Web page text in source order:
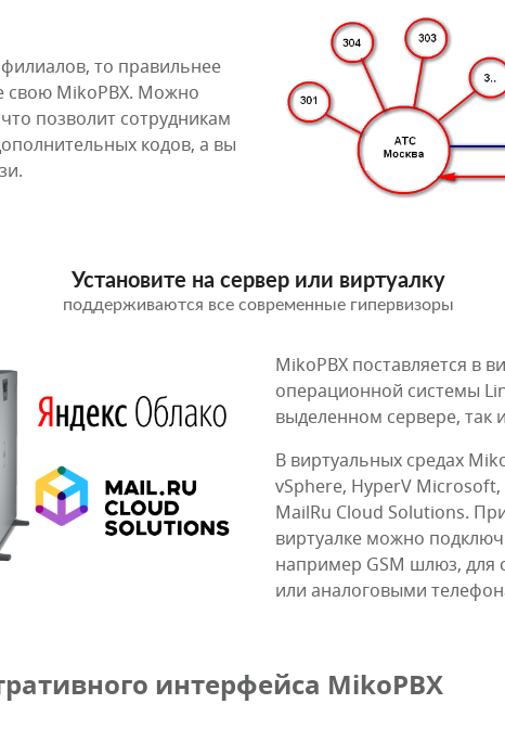
то правильнее
свою MikoPBX. Можно
позволит сотрудникам
кодов, а вы
Установите на сервер или виртуалку
поддерживаются все современные гипервизоры
MikoPBX поставляется в
операционной системы
выделенном сервере, так
В виртуальных средах
vSphere, HyperV
MailRu Cloud Solutions.
виртуалке можно
например GSM шлюз,
или аналоговыми
интерфейса MikoPBX